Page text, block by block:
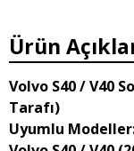
Ürün
Volvo S40 / V40
Tarafı)
Uyumlu